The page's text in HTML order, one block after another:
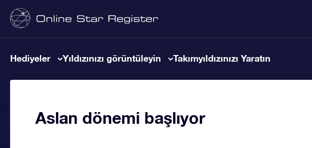
Hediyeler Yıldızınızı görüntüleyin Takımyıldızınızı Yaratın
Aslan dönemi başlıyor